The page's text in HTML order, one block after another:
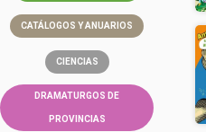
CATÁLOGOS Y ANUARIOS
CIENCIAS
DRAMATURGOS DE
PROVINCIAS